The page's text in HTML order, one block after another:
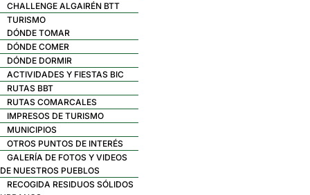
CHALLENGE ALGAIRÉN BTT
TURISMO
DÓNDE TOMAR
DÓNDE COMER
DÓNDE DORMIR
ACTIVIDADES Y FIESTAS BIC
RUTAS BBT
RUTAS COMARCALES
IMPRESOS DE TURISMO
MUNICIPIOS
OTROS PUNTOS DE INTERÉS
GALERÍA DE FOTOS Y VIDEOS
DE NUESTROS PUEBLOS
RECOGIDA RESIDUOS SÓLIDOS